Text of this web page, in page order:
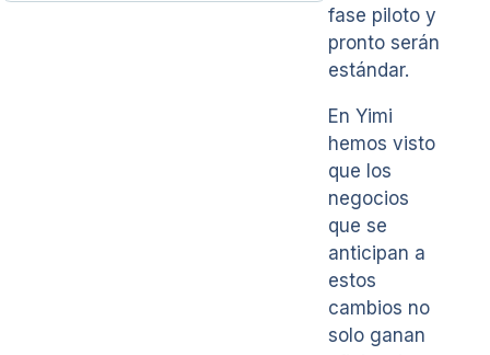
fase piloto y
pronto serán
estándar.
En Yimi
hemos visto
que los
negocios
que se
anticipan a
estos
cambios no
solo ganan